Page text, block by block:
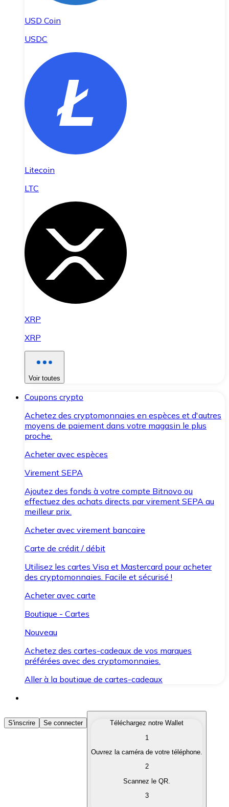
USD Coin
USDC
Litecoin
LTC
XRP
XRP
Voir toutes
Coupons crypto
Achetez des cryptomonnaies en espèces et d'autres
moyens de paiement dans votre magasin le plus
proche.
Acheter avec espèces
Virement SEPA
Ajoutez des fonds à votre compte Bitnovo ou
effectuez des achats directs par virement SEPA au
meilleur prix.
Acheter avec virement bancaire
Carte de crédit / débit
Utilisez les cartes Visa et Mastercard pour acheter
des cryptomonnaies. Facile et sécurisé !
Acheter avec carte
Boutique - Cartes
Nouveau
Achetez des cartes-cadeaux de vos marques
préférées avec des cryptomonnaies.
Aller à la boutique de cartes-cadeaux
Acheter des Cryptomonnaies
Achetez les cryptomonnaies qui vous intéressent
Convertissez vos cryptomonnaies en monnaie
S'inscrire Se connecter
Téléchargez notre Wallet
1
Ouvrez la caméra de votre téléphone.
2
Scannez le QR.
3